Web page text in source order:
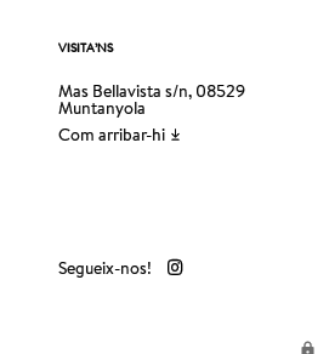
VISITA’NS
Mas Bellavista s/n, 08529
Muntanyola
Com arribar-hi
Segueix-nos!
lock